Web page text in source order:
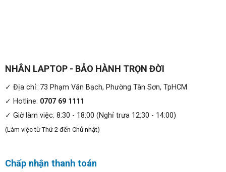
NHÂN LAPTOP - BẢO HÀNH TRỌN ĐỜI
✓ Địa chỉ: 73 Phạm Văn Bạch, Phường Tân Sơn, TpHCM
✓ Hotline: 0707 69 1111
✓ Giờ làm việc: 8:30 - 18:00 (Nghỉ trưa 12:30 - 14:00)
(Làm việc từ Thứ 2 đến Chủ nhật)
Chấp nhận thanh toán